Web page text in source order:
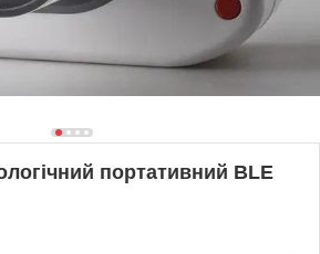
портативний BLE